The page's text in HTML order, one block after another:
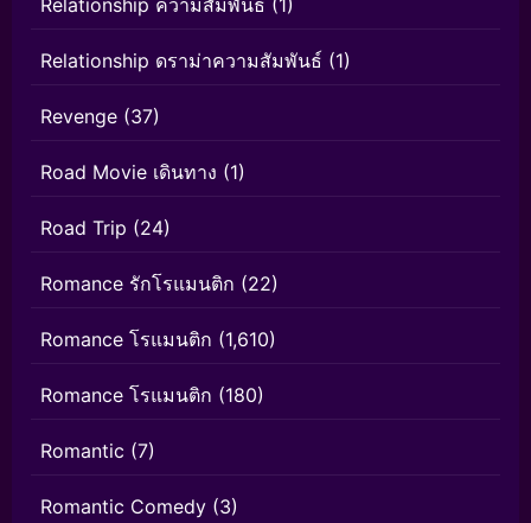
Relationship ความสัมพันธ์ (1)
Relationship ดราม่าความสัมพันธ์ (1)
Revenge (37)
Road Movie เดินทาง (1)
Road Trip (24)
Romance รักโรแมนติก (22)
Romance โรแมนติก (1,610)
Romance โรแมนติก (180)
Romantic (7)
Romantic Comedy (3)